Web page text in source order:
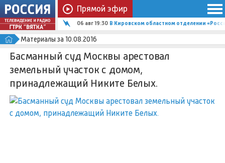
Прямой эфир
06 авг 19:30 В Кировском областном отделении
Материалы за 10.08.2016
Басманный суд Москвы арестовал
земельный участок с домом,
принадлежащий Никите Белых.